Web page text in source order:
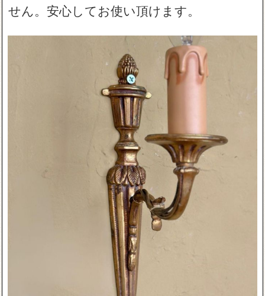
せん。安心してお使い頂けます。